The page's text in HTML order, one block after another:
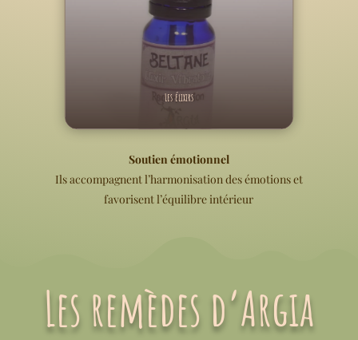
Les élixirs
Soutien émotionnel
Ils accompagnent l’harmonisation des émotions et
favorisent l’équilibre intérieur
Les remèdes d’Argia